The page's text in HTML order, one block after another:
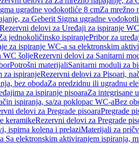
ugradne vodokotliće 8 cmZa mrežno
za Geberit Sigma ugradne
Rezervni delovi za Uređaji za ispiranje
jednokoličinsko ispiranjePribor za
za ispiranje WC-a sa elektronskim
WC šoljeRezervni delovi za Sanitarni
Potrošni materijaliSanitarni moduli za
za ispiranjeRezervni delovi za Pisoari,
bez obodaZa predzidnu ili ugradnu
za ispiranje pisoaraZa integrisane
ispiranja, sa/za poklopac WC-aBez
delovi za Pregrade pisoaraPregrade
keramikeRezervni delovi za Pregrade
ispirna kolena i prelaziMaterijali za
Sa elektronskim aktiviranjem ispiranja,